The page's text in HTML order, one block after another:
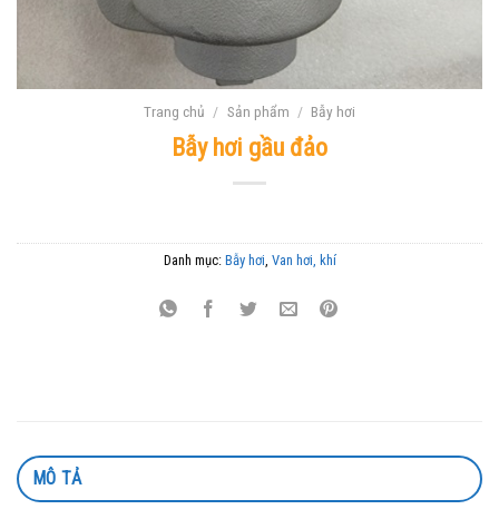
Trang chủ / Sản phẩm / Bẫy hơi
Bẫy hơi gầu đảo
Danh mục: Bẫy hơi, Van hơi, khí
MÔ TẢ